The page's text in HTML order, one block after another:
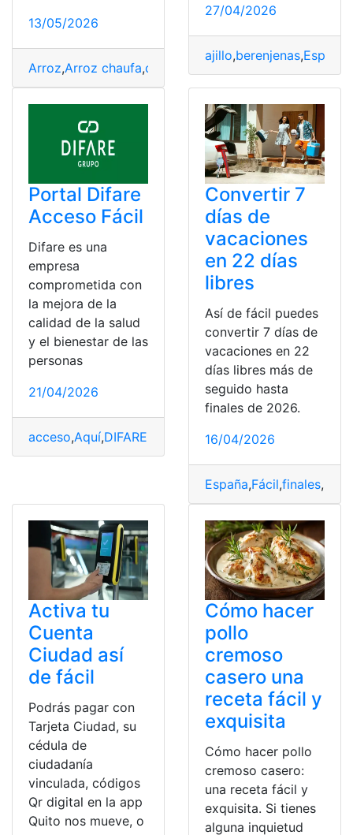
13/05/2026
Arroz,Arroz chaufa,casa casero chaufa Fácil Receta
27/04/2026
ajillo,berenjenas,
Portal Difare
Acceso Fácil
Difare es una
empresa
comprometida con
la mejora de la
calidad de la salud
y el bienestar de las
personas
21/04/2026
acceso,Aquí,DIFARE Ingresar,Portal
Convertir 7
días de
vacaciones
en 22 días
libres
Así de fácil puedes
convertir 7 días de
vacaciones en 22
días libres más de
seguido hasta
finales de 2026.
16/04/2026
España,Fácil,finales,
Activa tu
Cuenta
Ciudad así
de fácil
Podrás pagar con
Tarjeta Ciudad, su
cédula de
ciudadanía
vinculada, códigos
Qr digital en la app
Quito nos mueve, o
Cómo hacer
pollo
cremoso
casero una
receta fácil y
exquisita
Cómo hacer pollo
cremoso casero:
una receta fácil y
exquisita. Si tienes
alguna inquietud